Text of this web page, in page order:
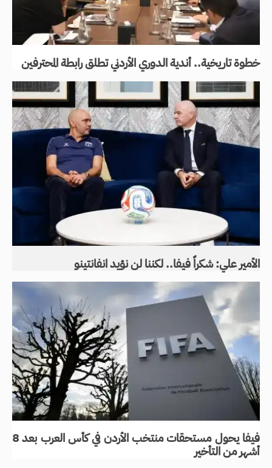
خطوة تاريخية.. أندية الدوري الأردني تطلق رابطة المحترفين
الأمير علي: شكراً فيفا.. لكننا لن نؤيد انفانتينو
فيفا يحول مستحقات منتخب الأردن في كأس العرب بعد 8
أشهر من التأخير